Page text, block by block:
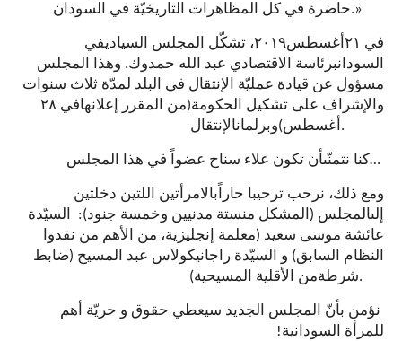
حاضرةفي كل المظاهرات التاريخيّة في السودان.»
في ٢١ أغسطس٢٠١٩، تشكل المجلس السياديفي
السودانبرئاسة الاقتصادي عبد الله حمدوك. وهذا المجلس
مسؤول عن قيادة عمليّة الإنتقال في البلد لمدّة ثلاث سنوات
و الإشراف على تشكيل الحكومة(من المقرر إعلانهافي ٢٨
أغسطس)وبرلمان الإنتقال.
كنا نتمنّىأن تكون علاء سناح عضواً في هذا المجلس…
ومع ذلك، نرحب ترحيبا حارا بالامرأتين اللتين دخلتين
إلىالمجلس (المشكل منستة مدنيين وخمسة جنود)
:
السيّدة
عائشة موسى سعيد (معلمة إنجليزية، من الأهم من نقدوا
النظام السابق) و السيّدة راجانيكولاس عبد المسيح (ضابط
شرطةمن الأقلية المسيحية) .
نؤمن بأنّ المجلس الجديد سيعطي حقوق و حريّة أهم
للمرأة السودانية!